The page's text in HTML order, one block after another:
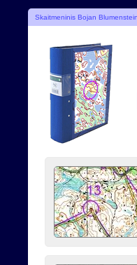
Skaitmeninis Bojan